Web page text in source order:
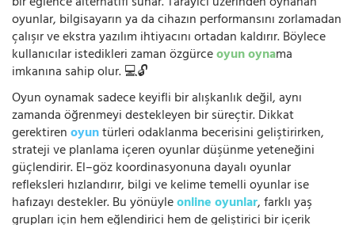
oyunlar, bilgisayarın ya da cihazın performansını zorlamadan
çalışır ve ekstra yazılım ihtiyacını ortadan kaldırır. Böylece
kullanıcılar istedikleri zaman özgürceoyun oynama
imkanına sahip olur. 💻🔓
Oyun oynamak sadece keyifli bir alışkanlık değil, aynı
zamanda öğrenmeyi destekleyen bir süreçtir. Dikkat
gerektirenoyuntürleri odaklanma becerisini geliştirirken,
strateji ve planlama içeren oyunlar düşünme yeteneğini
güçlendirir. El–göz koordinasyonuna dayalı oyunlar
refleksleri hızlandırır, bilgi ve kelime temelli oyunlar ise
hafızayı destekler. Bu yönüyleonline oyunlar, farklı yaş